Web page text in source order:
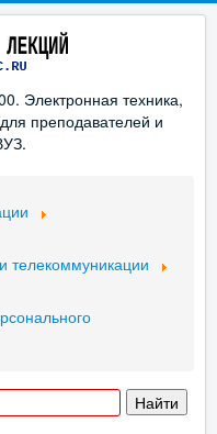
Электронная техника,
преподавателей и
телекоммуникации